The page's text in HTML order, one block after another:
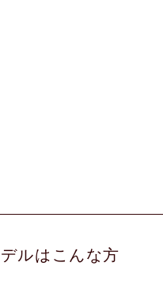
ルはこんな方